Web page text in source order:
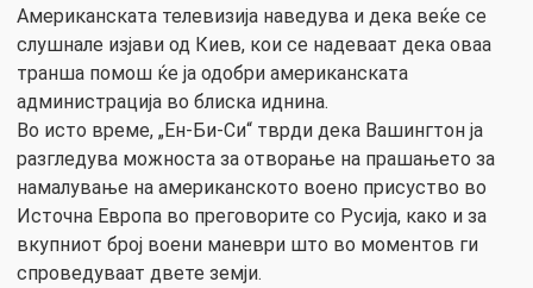
Американската телевизија наведува и дека веќе се
слушнале изјави од Киев, кои се надеваат дека оваа
транша помош ќе ја одобри американската
администрација во блиска иднина.
Во исто време, „Ен-Би-Си“ тврди дека Вашингтон ја
разгледува можноста за отворање на прашањето за
намалување на американското воено присуство во
Источна Европа во преговорите со Русија, како и за
вкупниот број воени маневри што во моментов ги
спроведуваат двете земји.